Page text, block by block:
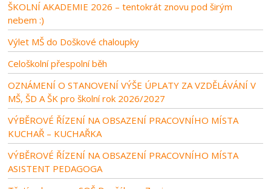
ŠKOLNÍ AKADEMIE 2026 – tentokrát znovu pod širým
nebem :)
Výlet MŠ do Doškové chaloupky
Celoškolní přespolní běh
OZNÁMENÍ O STANOVENÍ VÝŠE ÚPLATY ZA VZDĚLÁVÁNÍ V
MŠ, ŠD A ŠK pro školní rok 2026/2027
VÝBĚROVÉ ŘÍZENÍ NA OBSAZENÍ PRACOVNÍHO MÍSTA
KUCHAŘ – KUCHAŘKA
VÝBĚROVÉ ŘÍZENÍ NA OBSAZENÍ PRACOVNÍHO MÍSTA
ASISTENT PEDAGOGA